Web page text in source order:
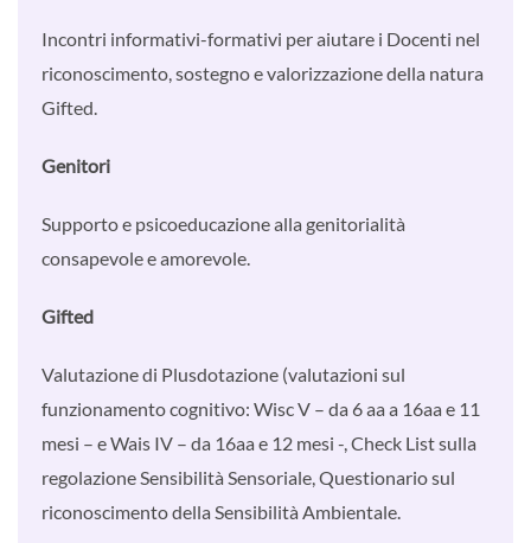
Incontri informativi-formativi per aiutare i Docenti nel
riconoscimento, sostegno e valorizzazione della natura
Gifted.
Genitori
Supporto e psicoeducazione alla genitorialità
consapevole e amorevole.
Gifted
Valutazione di Plusdotazione (valutazioni sul
funzionamento cognitivo: Wisc V – da 6 aa a 16aa e 11
mesi – e Wais IV – da 16aa e 12 mesi -, Check List sulla
regolazione Sensibilità Sensoriale, Questionario sul
riconoscimento della Sensibilità Ambientale.